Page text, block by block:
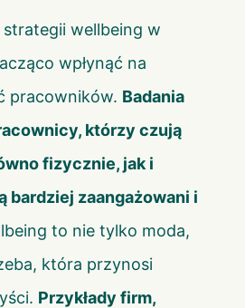
wellbeing w
wpłynąć na
pracowników. Badania
którzy czują
fizycznie, jak i
bardziej zaangażowani i
to nie tylko moda,
która przynosi
Przykłady firm,